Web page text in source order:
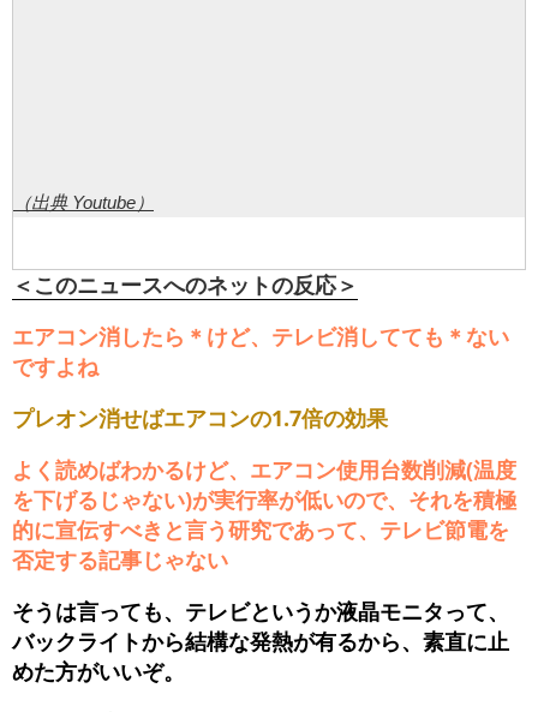
（出典 Youtube）
＜このニュースへのネットの反応＞
エアコン消したら＊けど、テレビ消してても＊ない
ですよね
プレオン消せばエアコンの1.7倍の効果
よく読めばわかるけど、エアコン使用台数削減(温度
を下げるじゃない)が実行率が低いので、それを積極
的に宣伝すべきと言う研究であって、テレビ節電を
否定する記事じゃない
そうは言っても、テレビというか液晶モニタって、
バックライトから結構な発熱が有るから、素直に止
めた方がいいぞ。